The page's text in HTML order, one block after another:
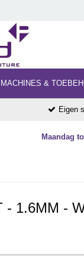
&
Eigen
Maandag
- 1.6MM -